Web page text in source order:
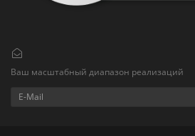
Ваш масштабный диапазон реализаций